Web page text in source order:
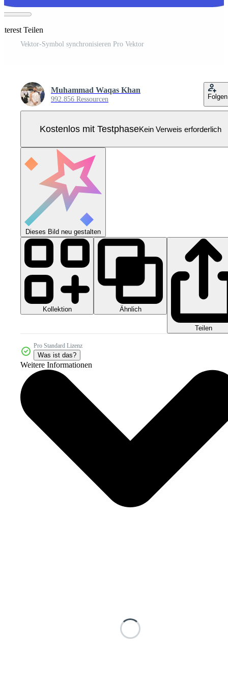
Teilen
Vektor-Symbol synchronisieren Pro Vektor
Muhammad Waqas Khan
992.856 Ressourcen Folgen
Kostenlos mit TestphaseKein Verweis erforderlich
Dieses Bild neu gestalten
Kollektion Ähnlich
Teilen
Pro Standard Lizenz
Was ist das?
Weitere Informationen